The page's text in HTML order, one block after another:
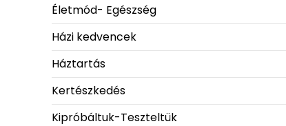
Életmód- Egészség
Házi kedvencek
Háztartás
Kertészkedés
Kipróbáltuk-Teszteltük